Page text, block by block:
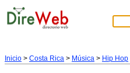
Inicio > Costa Rica > Música > Hip Hop